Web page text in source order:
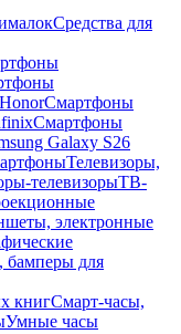
Средства для
Смартфоны
Смартфоны
Galaxy S26
Телевизоры,
телевизорыТВ-
электронные
бамперы для
книгСмарт-часы,
Умные часы